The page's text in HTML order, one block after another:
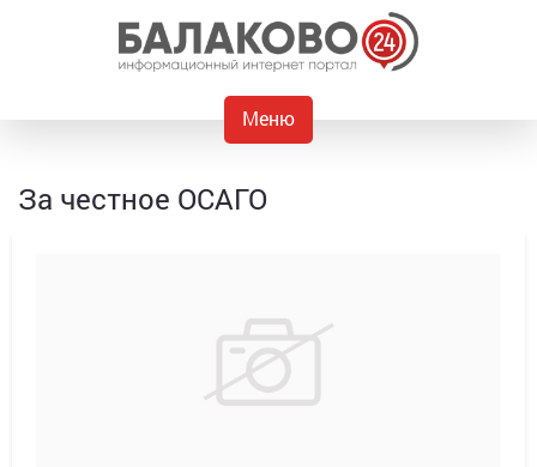
Меню
За честное ОСАГО